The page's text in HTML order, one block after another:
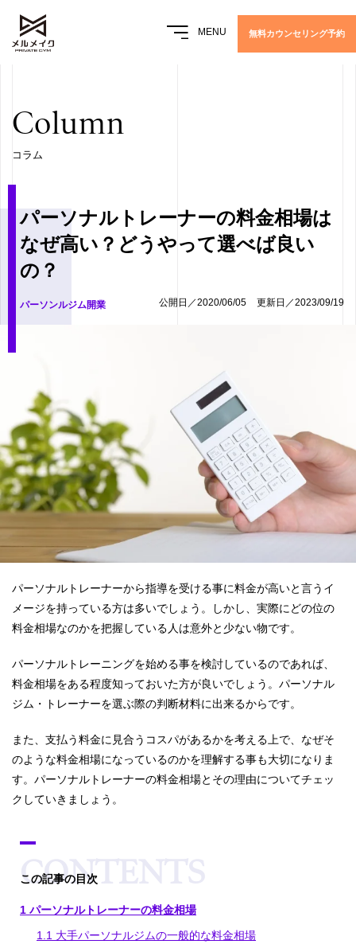
MENU 無料カウンセリング予約
Column
コラム
パーソナルトレーナーの料金相場は
なぜ高い？どうやって選べば良い
の？
パーソンルジム開業 公開日／2020/06/05 更新日／2023/09/19
パーソナルトレーナーから指導を受ける事に料金が高いと言うイ
メージを持っている方は多いでしょう。しかし、実際にどの位の
料金相場なのかを把握している人は意外と少ない物です。
パーソナルトレーニングを始める事を検討しているのであれば、
料金相場をある程度知っておいた方が良いでしょう。パーソナル
ジム・トレーナーを選ぶ際の判断材料に出来るからです。
また、支払う料金に見合うコスパがあるかを考える上で、なぜそ
のような料金相場になっているのかを理解する事も大切になりま
す。パーソナルトレーナーの料金相場とその理由についてチェッ
クしていきましょう。
この記事の目次
]1 パーソナルトレーナーの料金相場
1.1 大手パーソナルジムの一般的な料金相場